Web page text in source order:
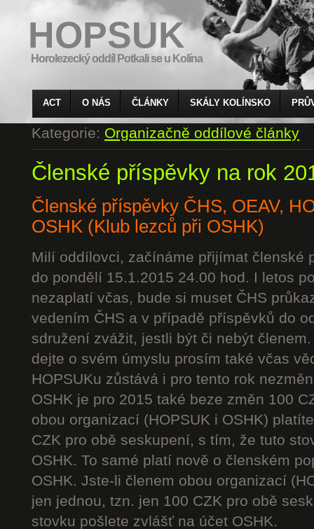
HOPSUK
Horolezecký oddíl Potkali se u Kolína
ACT O NÁS ČLÁNKY SKÁLY KOLÍNSKO
Kategorie:Organizačně oddílové články
Členské příspěvky na rok
Členské příspěvky ČHS, OEAV,
OSHK (Klub lezců při OSHK)
Milí oddílovci, začínáme přijímat členské
do pondělí 15.1.2015 24.00 hod. I letos
nezaplatí včas, bude si muset ČHS
vedením ČHS a v případě příspěvků do
sdružení zvážit, jestli být či nebýt
dejte o svém úmyslu prosím také včas
HOPSUKu zůstává i pro tento rok
OSHK je pro 2015 také beze změn 100
obou organizací (HOPSUK i OSHK)
CZK pro obě seskupení, s tím, že tuto
OSHK. To samé platí nově o členském
OSHK. Jste-li členem obou organizací
jen jednou, tzn. jen 100 CZK pro obě
stovku pošlete zvlášť na účet OSHK.